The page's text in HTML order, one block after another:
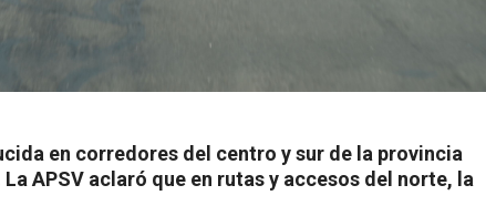
en corredores del centro y sur de la provincia
APSV aclaró que en rutas y accesos del norte, la